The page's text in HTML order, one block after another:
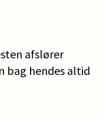
afslører
bag hendes altid